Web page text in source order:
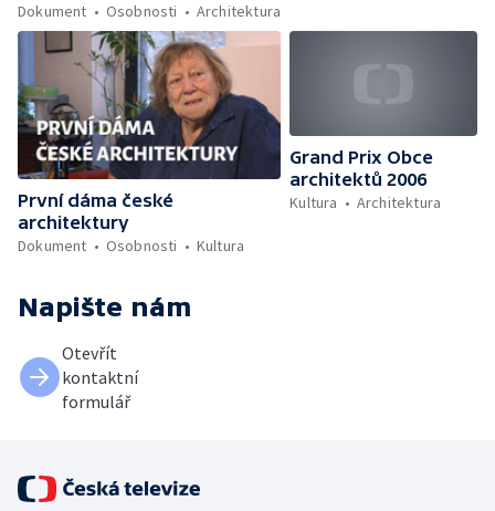
Dokument
Osobnosti Architektura
První dáma české
architektury
Dokument
Osobnosti Kultura
Grand Prix Obce
architektů 2006
Kultura
Architektura
Napište nám
Otevřít
kontaktní
formulář